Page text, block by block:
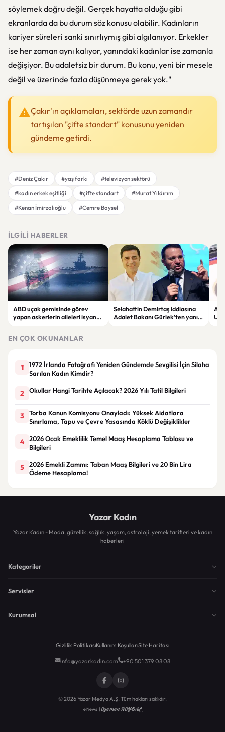
söylemek doğru değil. Gerçek hayatta olduğu gibi
ekranlarda da bu durum söz konusu olabilir. Kadınların
kariyer süreleri sanki sınırlıymış gibi algılanıyor. Erkekler
ise her zaman aynı kalıyor, yanındaki kadınlar ise zamanla
değişiyor. Bu adaletsiz bir durum. Bu konu, yeni bir mesele
değil ve üzerinde fazla düşünmeye gerek yok."
Çakır'ın açıklamaları, sektörde uzun zamandır
tartışılan "çifte standart" konusunu yeniden
gündeme getirdi.
#Deniz Çakır #yaş farkı
#televizyon sektörü
#kadın erkek eşitliği
#çifte standart
#Murat Yıldırım
#Kenan İmirzalıoğlu
#Cemre Baysel
İLGILI HABERLER
ABD uçak gemisinde görev
yapan askerlerin aileleri isyan
Selahattin Demirtaş iddiasına
Adalet Bakanı Gürlek'ten yanıt:
EN ÇOK OKUNANLAR
1
1972 İrlanda Fotoğrafı Yeniden Gündemde Sevgilisi İçin Silaha
Sarılan Kadın Kimdir?
2 Okullar Hangi Tarihte Açılacak? 2026 Yılı Tatil Bilgileri
3
Torba Kanun Komisyonu Onayladı: Yüksek Aidatlara
Sınırlama, Tapu ve Çevre Yasasında Köklü Değişiklikler
4
2026 Ocak Emeklilik Temel Maaş Hesaplama Tablosu ve
Bilgileri
5
2026 Emekli Zammı: Taban Maaş Bilgileri ve 20 Bin Lira
Ödeme Hesaplama!
Yazar Kadın
Yazar Kadın - Moda, güzellik, sağlık, yaşam, astroloji, yemek tarifleri ve kadın
haberleri
Kategoriler
Servisler
Kurumsal
Gizlilik PolitikasıKullanım KoşullarıSite Haritası
info@yazarkadin.com +90 501 379 08 08
© 2026 Yazar Medya A.Ş. Tüm hakları saklıdır.
eNews |Egemen KEYDAL